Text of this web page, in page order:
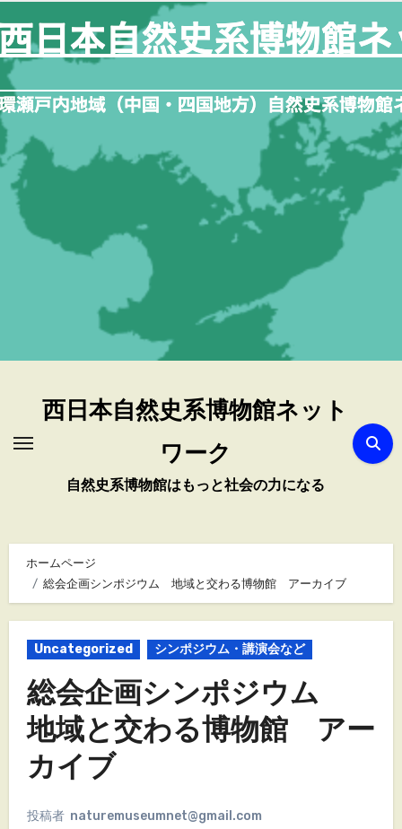
容
を
ス
キ
ッ
プ
西日本自然史系博物館ネット
ワーク
自然史系博物館はもっと社会の力になる
ホームページ
総会企画シンポジウム 地域と交わる博物館 アーカイブ
Uncategorized シンポジウム・講演会など
総会企画シンポジウム
地域と交わる博物館 アー
カイブ
投稿者 naturemuseumnet@gmail.com